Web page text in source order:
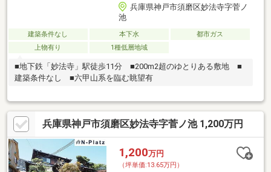
兵庫県神戸市須磨区妙法寺字菅ノ
池
建築条件なし 本下水
都市ガス
上物有り
1種低層地域
■地下鉄「妙法寺」駅徒歩11分 ■200m2超のゆとりある敷地 ■
建築条件なし ■六甲山系を臨む眺望有
兵庫県神戸市須磨区妙法寺字菅ノ池 1,200万円
1,200万円
（坪単価:13.65万円）